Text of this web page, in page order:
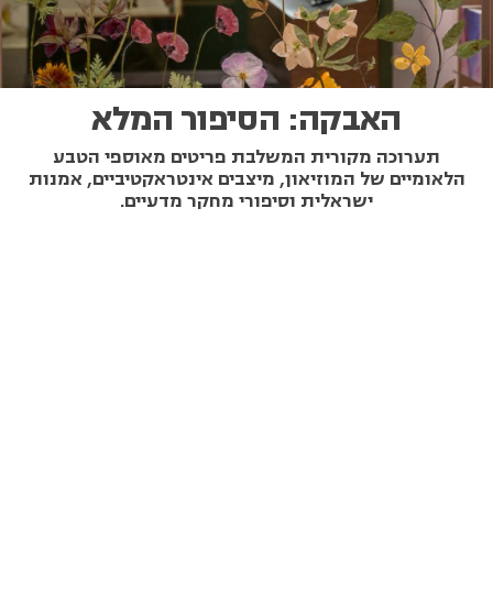
האבקה: הסיפור המלא
תערוכה מקורית המשלבת פריטים מאוספי הטבע
הלאומיים של המוזיאון, מיצבים אינטראקטיביים, אמנות
ישראלית וסיפורי מחקר מדעיים.